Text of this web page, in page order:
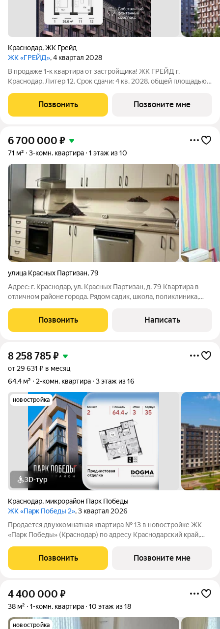
Краснодар,ЖК Грейд
ЖК «ГРЕЙД», 4 квартал 2028
В продаже 1-к квартира от застройщика! ЖК ГРЕЙД г.
Краснодар, Литер 12. Срок сдачи: 4 кв. 2028, общей площадью
класса. Никогда неоклассика не была представлена в
краснодарской архитектуре с
Позвонить Позвоните мне
6 700 000 ₽
71 м² 3-комн. квартира 1 этаж из 10
улица Красных Партизан,79
Адрес: г. Краснодар, ул. Красных Партизан, д. 79 Квартиpа в
отличнoм paйoнe гopoда. Рядом caдик, шкoлa, пoликлиника,
мeдицинский цeнтp СKAЛ, микрoхируpгия глaзa, Mагнит,
Tабрис и Ботaничecкий сад
Позвонить Написать
8 258 785₽
от 29 631 ₽ в месяц
64,4 м²
2-комн. квартира 3 этаж из 16
новостройка
3D-тур
Краснодар, микрорайон Парк Победы
ЖК «Парк Победы 2», 3 квартал 2026
Продается двухкомнатная квартира № 13 в новостройке ЖК
«Парк Победы» (Краснодар) по адресу Краснодарский край,
квартиры 64.40 кв. м., этаж 3 из 18, секция 1. Тип проекта, по
которому построен дом
Позвонить Позвоните мне
4 400 000 ₽
38 м² 1-комн. квартира 10 этаж из 18
новостройка